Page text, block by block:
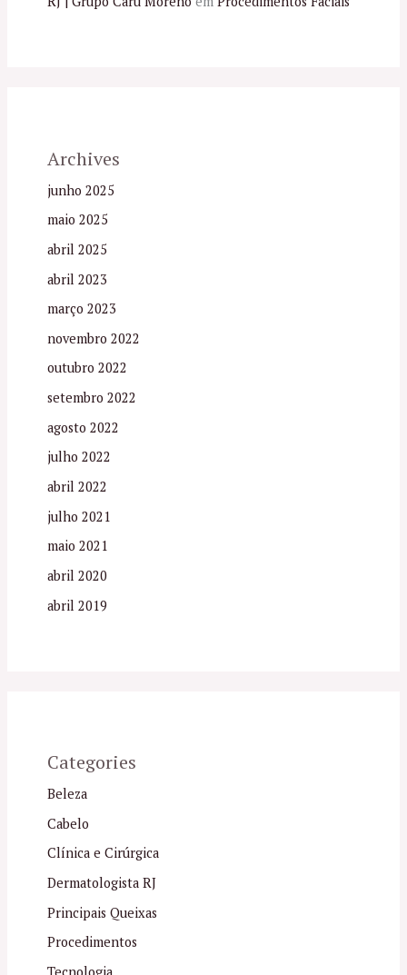
Archives
junho 2025
maio 2025
abril 2025
abril 2023
março 2023
novembro 2022
outubro 2022
setembro 2022
agosto 2022
julho 2022
abril 2022
julho 2021
maio 2021
abril 2020
abril 2019
Categories
Beleza
Cabelo
Clínica e Cirúrgica
Dermatologista RJ
Principais Queixas
Procedimentos